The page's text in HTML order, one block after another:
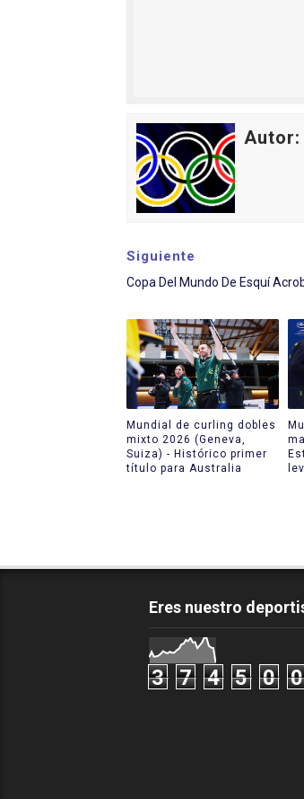
Siguiente
Copa Del Mundo De Esquí
Mundial de curling dobles
mixto 2026 (Geneva,
Suiza) - Histórico primer
título para Australia
Eres nuestro
3 7 4 5 0 0